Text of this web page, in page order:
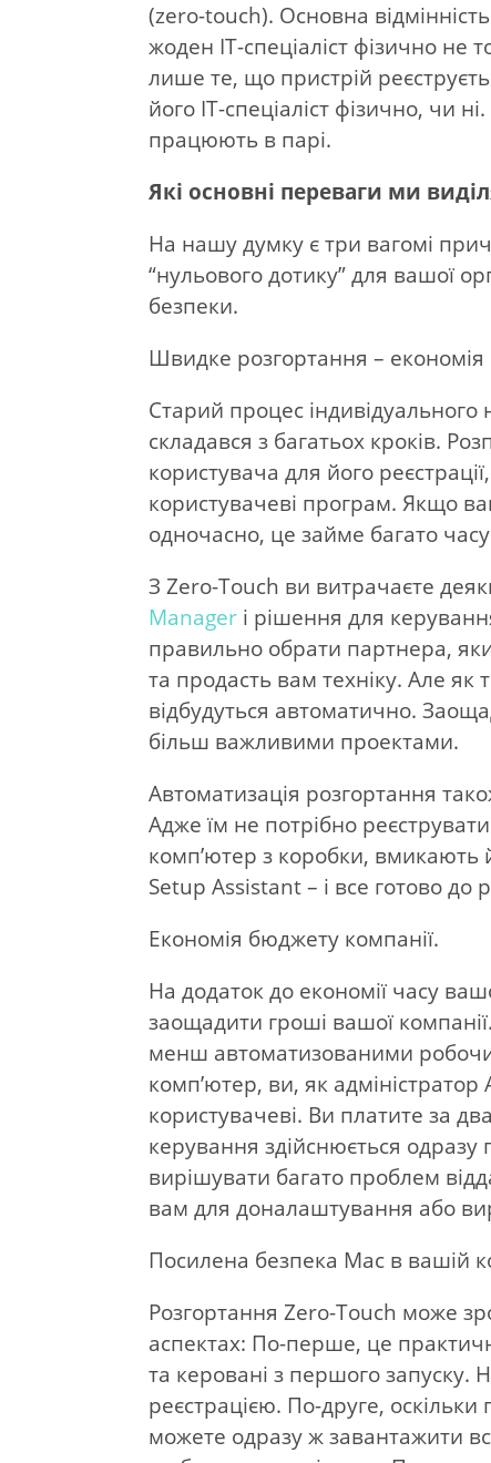
(zero-touch). Основна
жоден ІТ-спеціаліст фізично не
лише те, що пристрій
його ІТ-спеціаліст фізично, чи
працюють в парі.
Які основні переваги ми
На нашу думку є три вагомі
“нульового дотику” для вашої
безпеки.
Швидке розгортання – економія
Старий процес
складався з багатьох кроків.
користувача для його
користувачеві програм. Якщо
одночасно, це займе багато
З Zero-Touch ви витрачаєте
Manager і рішення для
правильно обрати партнера,
та продасть вам техніку. Але як
відбудуться автоматично.
більш важливими проектами.
Автоматизація розгортання
Адже їм не потрібно
комп’ютер з коробки, вмикають
Setup Assistant – і все готово до
Економія бюджету компанії.
На додаток до економії часу
заощадити гроші вашої
менш автоматизованими
комп’ютер, ви, як
користувачеві. Ви платите за
керування здійснюється
вирішувати багато проблем
вам для доналаштування або
Посилена безпека Mac в вашій
Розгортання Zero-Touch може
аспектах: По-перше, це
та керовані з першого
реєстрацією. По-друге,
можете одразу ж завантажити